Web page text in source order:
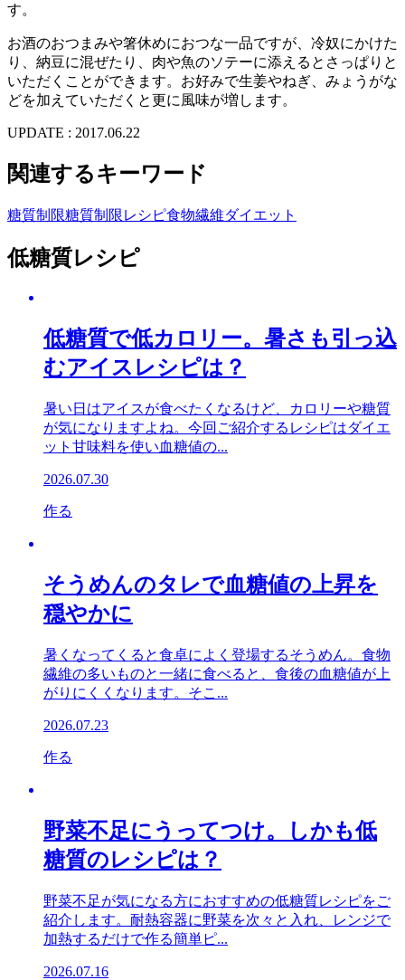
す。
お酒のおつまみや箸休めにおつな一品ですが、冷奴にかけた
り、納豆に混ぜたり、肉や魚のソテーに添えるとさっぱりと
いただくことができます。お好みで生姜やねぎ、みょうがな
どを加えていただくと更に風味が増します。
UPDATE : 2017.06.22
関連するキーワード
糖質制限糖質制限レシピ食物繊維ダイエット
低糖質レシピ
低糖質で低カロリー。暑さも引っ込
むアイスレシピは？
暑い日はアイスが食べたくなるけど、カロリーや糖質
が気になりますよね。今回ご紹介するレシピはダイエ
ット甘味料を使い血糖値の...
2026.07.30
作る
そうめんのタレで血糖値の上昇を
穏やかに
暑くなってくると食卓によく登場するそうめん。食物
繊維の多いものと一緒に食べると、食後の血糖値が上
がりにくくなります。そこ...
2026.07.23
作る
野菜不足にうってつけ。しかも低
糖質のレシピは？
野菜不足が気になる方におすすめの低糖質レシピをご
紹介します。耐熱容器に野菜を次々と入れ、レンジで
加熱するだけで作る簡単ピ...
2026.07.16